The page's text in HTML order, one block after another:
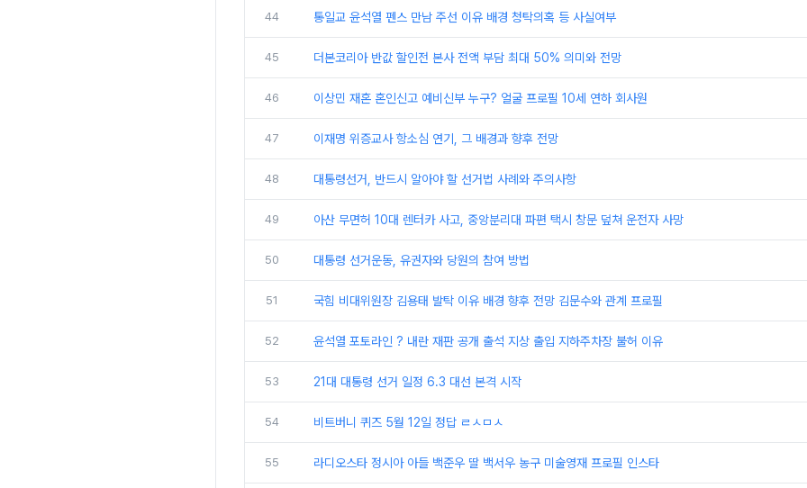
44 통일교 윤석열 펜스 만남 주선 이유 배경 청탁의혹 등 사실여부
45 더본코리아 반값 할인전 본사 전액 부담 최대 50% 의미와 전망
46 이상민 재혼 혼인신고 예비신부 누구? 얼굴 프로필 10세 연하 회사원
47 이재명 위증교사 항소심 연기, 그 배경과 향후 전망
48 대통령선거, 반드시 알아야 할 선거법 사례와 주의사항
49 아산 무면허 10대 렌터카 사고, 중앙분리대 파편 택시 창문 덮쳐 운전자 사망
50 대통령 선거운동, 유권자와 당원의 참여 방법
51 국힘 비대위원장 김용태 발탁 이유 배경 향후 전망 김문수와 관계 프로필
52 윤석열 포토라인 ? 내란 재판 공개 출석 지상 출입 지하주차장 불허 이유
53 21대 대통령 선거 일정 6.3 대선 본격 시작
54 비트버니 퀴즈 5월 12일 정답 ㄹㅅㅁㅅ
55 라디오스타 정시아 아들 백준우 딸 백서우 농구 미술영재 프로필 인스타